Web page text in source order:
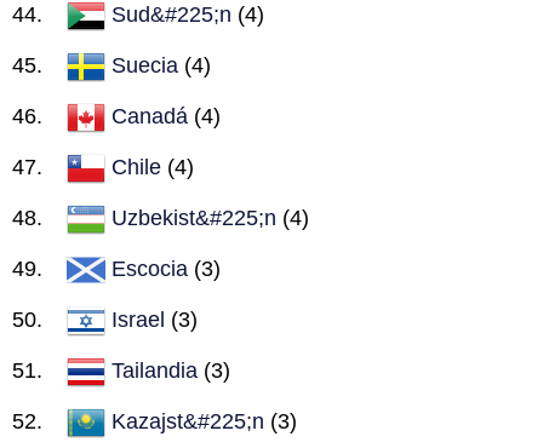
Sud&#225;n (4)
Suecia (4)
Canadá (4)
Chile (4)
Uzbekist&#225;n (4)
Escocia (3)
Israel (3)
Tailandia (3)
Kazajst&#225;n (3)